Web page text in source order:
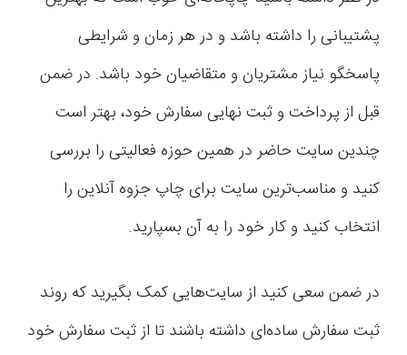
پشتیبانی را داشته باشد و در هر زمان و شرایطی
پاسخگو نیاز مشتریان و متقاضیان خود باشد. در ضمن
قبل از پرداخت و ثبت نهایی سفارش خود، بهتر است
چندین سایت حاضر در همین حوزه فعالیتی را بررسی
کنید و مناسب‌ترین سایت برای چاپ جزوه آنلاین را
انتخاب کنید و کار خود را به آن بسپارید.
در ضمن سعی کنید از سایت‌هایی کمک بگیرید که روند
ثبت سفارش ساده‌ای داشته باشند تا از ثبت سفارش خود